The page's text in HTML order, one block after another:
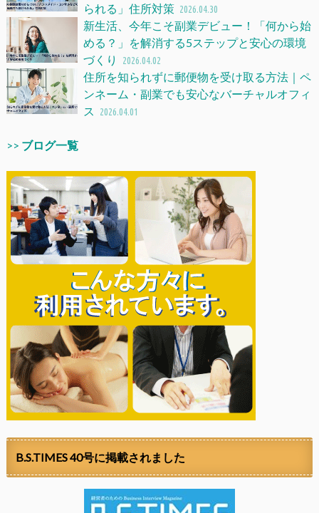
られる」住所対策 2026.04.30
新生活、今年こそ副業デビュー！「何から始
める？」を解消する5ステップと安心の環境
づくり
2026.04.02
住所を知られずに郵便物を受け取る方法｜ペ
ンネーム・副業でも安心なバーチャルオフィ
ス
2026.04.01
>> ブログ一覧
B.S.TIMES 40号に掲載されました